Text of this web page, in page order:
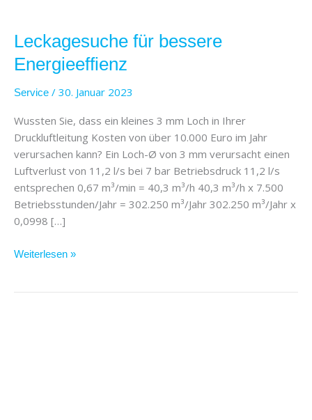
Leckagesuche für bessere
Energieeffienz
Service / 30. Januar 2023
Wussten Sie, dass ein kleines 3 mm Loch in Ihrer
Druckluftleitung Kosten von über 10.000 Euro im Jahr
verursachen kann? Ein Loch-Ø von 3 mm verursacht einen
Luftverlust von 11,2 l/s bei 7 bar Betriebsdruck 11,2 l/s
entsprechen 0,67 m³/min = 40,3 m³/h 40,3 m³/h x 7.500
Betriebsstunden/Jahr = 302.250 m³/Jahr 302.250 m³/Jahr x
0,0998 […]
bessere
Energieeffienz
Weiterlesen »